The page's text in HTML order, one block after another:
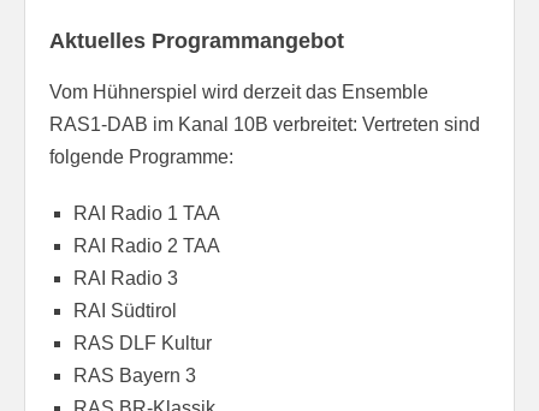
Aktuelles Programmangebot
Vom Hühnerspiel wird derzeit das Ensemble
RAS1-DAB im Kanal 10B verbreitet: Vertreten sind
folgende Programme:
RAI Radio 1 TAA
RAI Radio 2 TAA
RAI Radio 3
RAI Südtirol
RAS DLF Kultur
RAS Bayern 3